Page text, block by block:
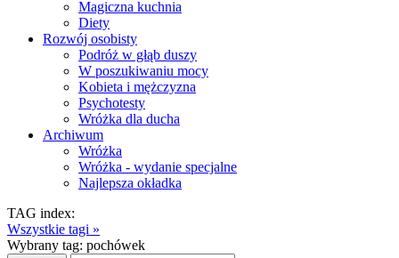
Magiczna kuchnia
Diety
Rozwój osobisty
Podróż w głąb duszy
W poszukiwaniu mocy
Kobieta i mężczyzna
Psychotesty
Wróżka dla ducha
Archiwum
Wróżka
Wróżka - wydanie specjalne
Najlepsza okładka
TAG index:
Wszystkie tagi »
Wybrany tag: pochówek